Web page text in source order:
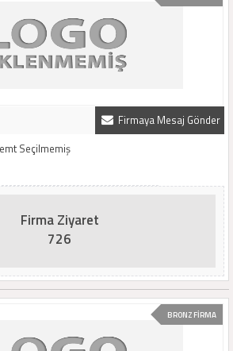
Firmaya Mesaj Gönder
Seçilmemiş
Firma Ziyaret
726
BRONZ FİRMA